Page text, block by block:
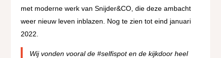
met moderne werk van Snijder&CO, die deze ambacht
weer nieuw leven inblazen. Nog te zien tot eind januari
2022.
Wij vonden vooral de #selfispot en de kijkdoor heel